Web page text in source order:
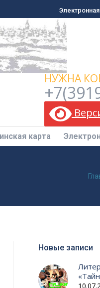
НУЖНА
карта
Вы
Новые записи
карта